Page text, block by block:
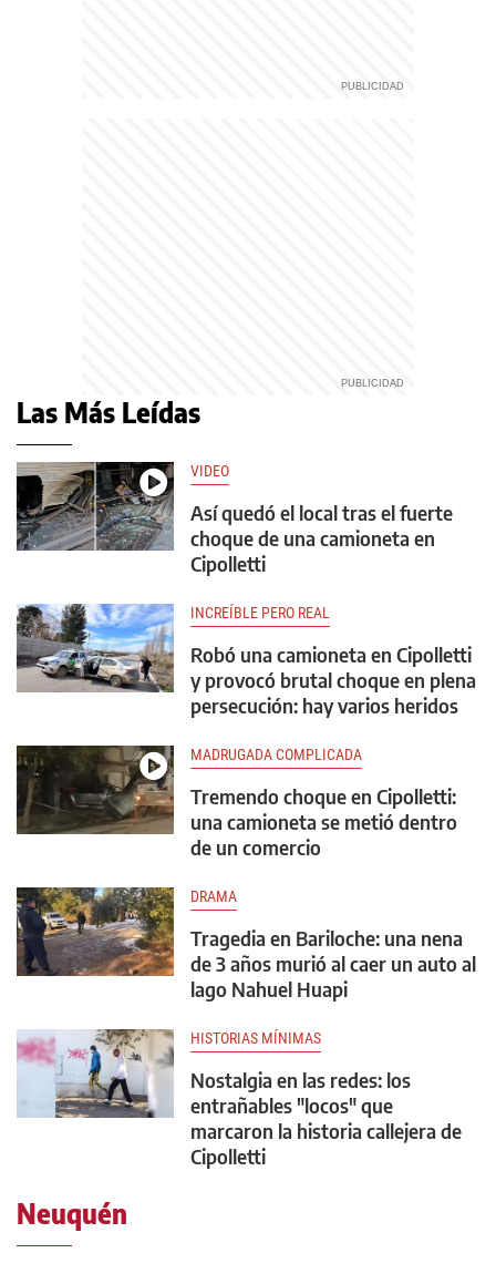
Las Más Leídas
VIDEO
Así quedó el local tras el fuerte
choque de una camioneta en
Cipolletti
INCREÍBLE PERO REAL
Robó una camioneta en Cipolletti
y provocó brutal choque en plena
persecución: hay varios heridos
MADRUGADA COMPLICADA
Tremendo choque en Cipolletti:
una camioneta se metió dentro
de un comercio
DRAMA
Tragedia en Bariloche: una nena
de 3 años murió al caer un auto al
lago Nahuel Huapi
HISTORIAS MÍNIMAS
Nostalgia en las redes: los
entrañables "locos" que
marcaron la historia callejera de
Cipolletti
Neuquén